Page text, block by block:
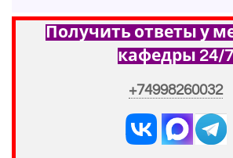
Получить ответы у
кафедры 24/7
+74998260032